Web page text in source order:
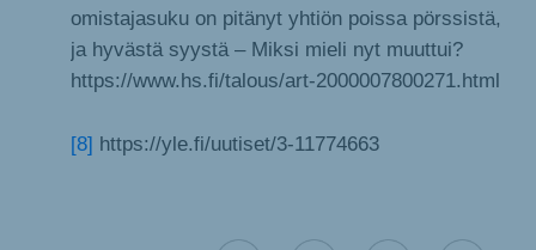
omistajasuku on pitänyt yhtiön poissa pörssistä,
ja hyvästä syystä – Miksi mieli nyt muuttui?
https://www.hs.fi/talous/art-2000007800271.html
[8] https://yle.fi/uutiset/3-11774663